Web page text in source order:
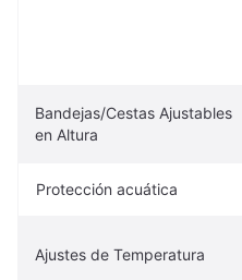
Bandejas/Cestas Ajustables
en Altura
Protección acuática
Ajustes de Temperatura